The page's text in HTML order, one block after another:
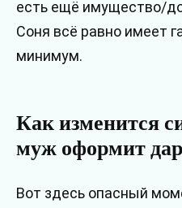
есть ещё имущество/
Соня всё равно имеет
минимум.
Как изменится
муж оформит
Вот здесь опасный